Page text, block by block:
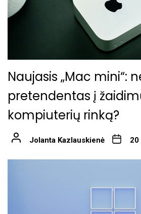
Naujasis „Mac mini“:
pretendentas į
kompiuterių rinką?
Jolanta Kazlauskienė 20